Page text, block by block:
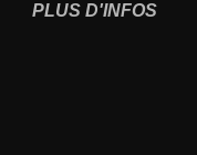
PLUS D'INFOS